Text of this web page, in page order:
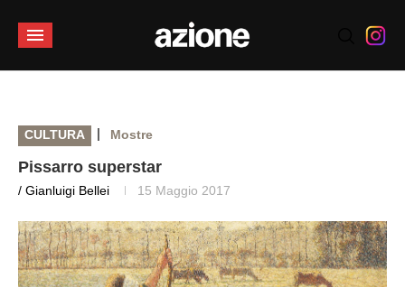
CULTURA | Mostre
Pissarro superstar
/ Gianluigi Bellei 15 Maggio 2017